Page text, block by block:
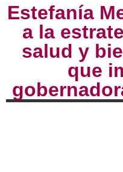
Estefanía
a la
salud y
que